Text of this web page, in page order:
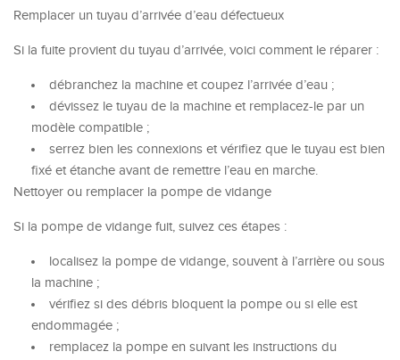
Remplacer un tuyau d’arrivée d’eau défectueux
Si la fuite provient du tuyau d’arrivée, voici comment le réparer :
débranchez la machine et coupez l’arrivée d’eau ;
dévissez le tuyau de la machine et remplacez-le par un
modèle compatible ;
serrez bien les connexions et vérifiez que le tuyau est bien
fixé et étanche avant de remettre l’eau en marche.
Nettoyer ou remplacer la pompe de vidange
Si la pompe de vidange fuit, suivez ces étapes :
localisez la pompe de vidange, souvent à l’arrière ou sous
la machine ;
vérifiez si des débris bloquent la pompe ou si elle est
endommagée ;
remplacez la pompe en suivant les instructions du